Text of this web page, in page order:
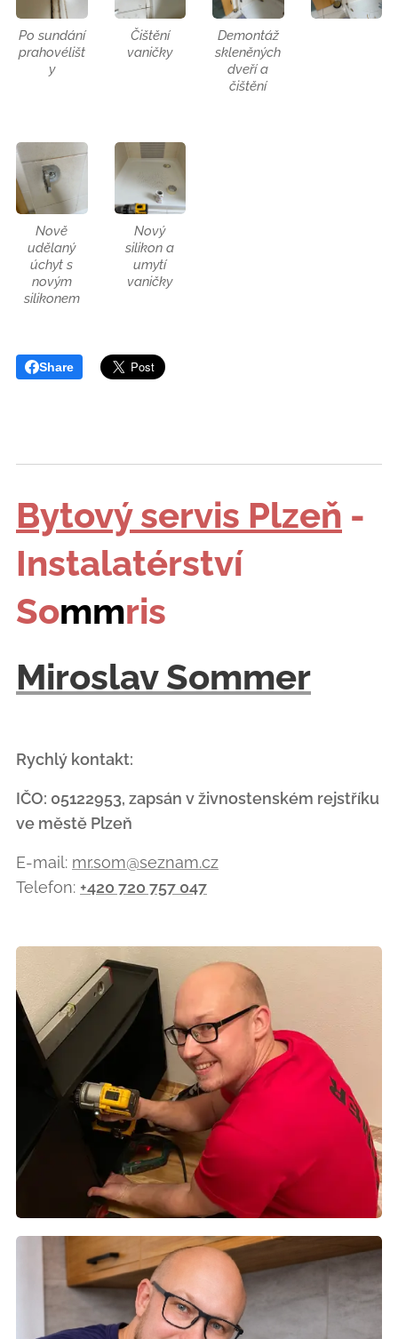
Po sundání
prahovélišt
y
Čištění
vaničky
Demontáž
skleněných
dveří a
čištění
Nově
udělaný
úchyt s
novým
silikonem
Nový
silikon a
umytí
vaničky
Share
Bytový servis Plzeň -
Instalatérství
Sommris
Miroslav Sommer
Rychlý kontakt:
IČO: 05122953, zapsán v živnostenském rejstříku
ve městě Plzeň
E-mail: mr.som@seznam.cz
Telefon: +420 720 757 047